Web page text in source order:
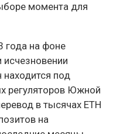
момента для
года на фоне
под
регуляторов Южной
в тысячах ETH
на